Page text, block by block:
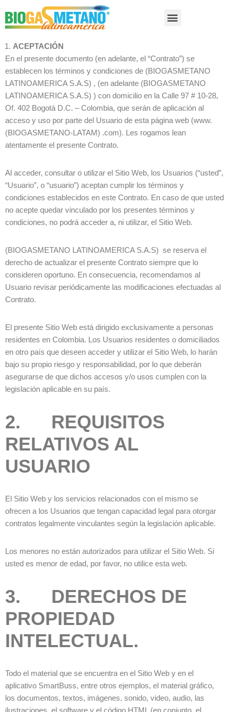
Saltar
ACEPTACIÓN
En el presente documento (en adelante, el “Contrato”) se
establecen los términos y condiciones de (BIOGASMETANO
LATINOAMERICA S.A.S) , (en adelante (BIOGASMETANO
LATINOAMERICA S.A.S) ) con domicilio en la Calle 97 # 10-28,
Of. 402 Bogotá D.C. – Colombia, que serán de aplicación al
acceso y uso por parte del Usuario de esta página web (www.
(BIOGASMETANO-LATAM) .com). Les rogamos lean
atentamente el presente Contrato.
Al acceder, consultar o utilizar el Sitio Web, los Usuarios (“usted”,
“Usuario”, o “usuario”) aceptan cumplir los términos y
condiciones establecidos en este Contrato. En caso de que usted
no acepte quedar vinculado por los presentes términos y
condiciones, no podrá acceder a, ni utilizar, el Sitio Web.
(BIOGASMETANO LATINOAMERICA S.A.S) se reserva el
derecho de actualizar el presente Contrato siempre que lo
consideren oportuno. En consecuencia, recomendamos al
Usuario revisar periódicamente las modificaciones efectuadas al
Contrato.
El presente Sitio Web está dirigido exclusivamente a personas
residentes en Colombia. Los Usuarios residentes o domiciliados
en otro país que deseen acceder y utilizar el Sitio Web, lo harán
bajo su propio riesgo y responsabilidad, por lo que deberán
asegurarse de que dichos accesos y/o usos cumplen con la
legislación aplicable en su país.
2. REQUISITOS
RELATIVOS AL
USUARIO
El Sitio Web y los servicios relacionados con el mismo se
ofrecen a los Usuarios que tengan capacidad legal para otorgar
contratos legalmente vinculantes según la legislación aplicable.
Los menores no están autorizados para utilizar el Sitio Web. Si
usted es menor de edad, por favor, no utilice esta web.
3. DERECHOS DE
PROPIEDAD
INTELECTUAL.
Todo el material que se encuentra en el Sitio Web y en el
aplicativo SmartBuss, entre otros ejemplos, el material gráfico,
los documentos, textos, imágenes, sonido, video, audio, las